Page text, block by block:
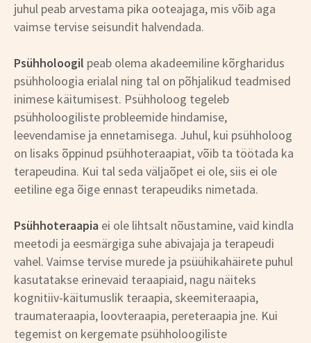
juhul peab arvestama pika ooteajaga, mis võib aga
vaimse tervise seisundit halvendada.
Psühholoogil peab olema akadeemiline kõrgharidus
psühholoogia erialal ning tal on põhjalikud teadmised
inimese käitumisest. Psühholoog tegeleb
psühholoogiliste probleemide hindamise,
leevendamise ja ennetamisega. Juhul, kui psühholoog
on lisaks õppinud psühhoteraapiat, võib ta töötada ka
terapeudina. Kui tal seda väljaõpet ei ole, siis ei ole
eetiline ega õige ennast terapeudiks nimetada.
Psühhoteraapia ei ole lihtsalt nõustamine, vaid kindla
meetodi ja eesmärgiga suhe abivajaja ja terapeudi
vahel. Vaimse tervise murede ja psüühikahäirete puhul
kasutatakse erinevaid teraapiaid, nagu näiteks
kognitiiv-käitumuslik teraapia, skeemiteraapia,
traumateraapia, loovteraapia, pereteraapia jne. Kui
tegemist on kergemate psühholoogiliste